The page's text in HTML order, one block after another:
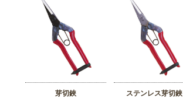
芽切鋏 ステンレス芽切鋏